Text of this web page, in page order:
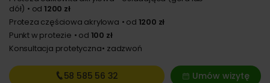
dół)
od 1200 zł
Proteza częściowa akrylowa
od 1200 zł
Punkt w protezie
od 100 zł
Konsultacja protetyczna zadzwoń
Umów wizytę
58 585 56 32